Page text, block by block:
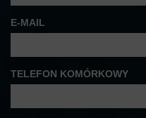
E-MAIL
TELEFON KOMÓRKOWY